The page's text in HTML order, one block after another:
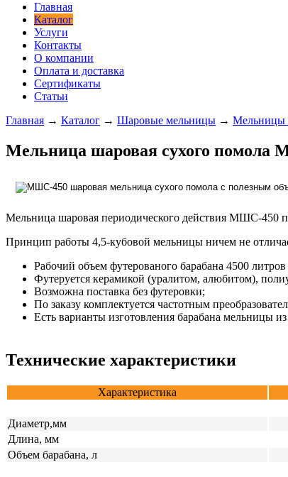
Главная
Каталог
Услуги
Контакты
О компании
Оплата и доставка
Сертификаты
Статьи
Главная → Каталог → Шаровые мельницы → Мельницы
Мельница шаровая сухого помола
Мельница шаровая периодического действия МШС-450
Принцип работы 4,5-кубовой мельницы ничем не
Рабочий объем футерованого барабана 4500
Футеруется керамикой (уралитом, алюбитом),
Возможна поставка без футеровки;
По заказу комплектуется частотным
Есть варианты изготовления барабана мельницы
Технические характеристики
Характеристика
Диаметр,мм
Длина, мм
Объем барабана, л